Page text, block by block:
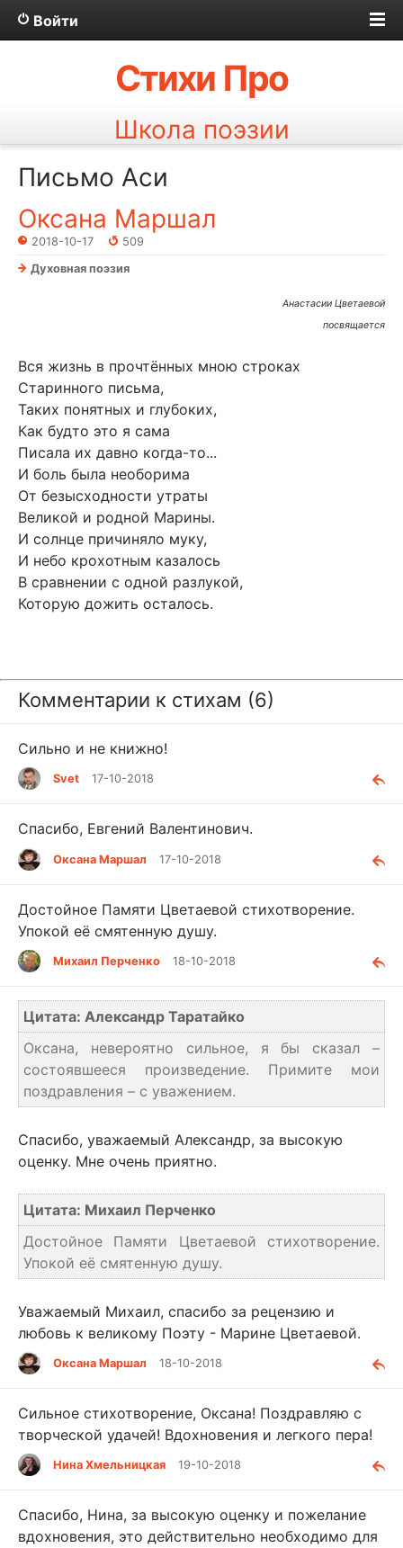
Войти
Стихи Про
Школа поэзии
Письмо Аси
Оксана Маршал
2018-10-17
509
Духовная поэзия
Анастасии Цветаевой
посвящается
Вся жизнь в прочтённых мною строках
Старинного письма,
Таких понятных и глубоких,
Как будто это я сама
Писала их давно когда-то...
И боль была необорима
От безысходности утраты
Великой и родной Марины.
И солнце причиняло муку,
И небо крохотным казалось
В сравнении с одной разлукой,
Которую дожить осталось.
Комментарии к стихам (6)
Сильно и не книжно!
Svet 17-10-2018
Спасибо, Евгений Валентинович.
Оксана Маршал 17-10-2018
Достойное Памяти Цветаевой стихотворение.
Упокой её смятенную душу.
Михаил Перченко 18-10-2018
Цитата: Александр Таратайко
Оксана, невероятно сильное, я бы сказал –
состоявшееся произведение. Примите мои
поздравления – с уважением.
Спасибо, уважаемый Александр, за высокую
оценку. Мне очень приятно.
Цитата: Михаил Перченко
Достойное Памяти Цветаевой стихотворение.
Упокой её смятенную душу.
Уважаемый Михаил, спасибо за рецензию и
любовь к великому Поэту - Марине Цветаевой.
Оксана Маршал 18-10-2018
Сильное стихотворение, Оксана! Поздравляю с
творческой удачей! Вдохновения и легкого пера!
Нина Хмельницкая 19-10-2018
Спасибо, Нина, за высокую оценку и пожелание
вдохновения, это действительно необходимо для